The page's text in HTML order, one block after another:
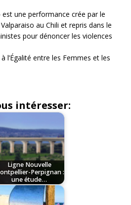
une performance crée par le
au Chili et repris dans le
pour dénoncer les violences
l’Égalité entre les Femmes et les
intéresser:
Ligne Nouvelle
Perpignan :
une étude…